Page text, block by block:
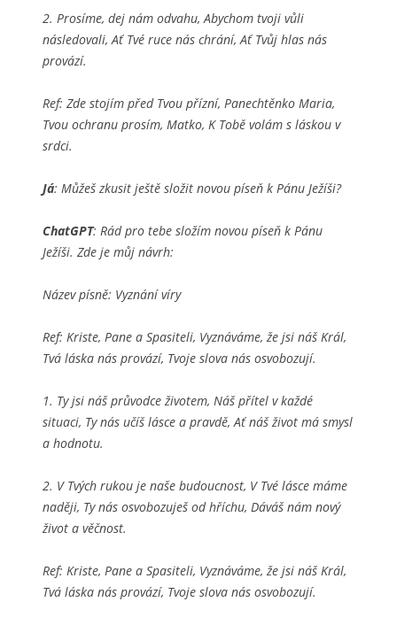
2. Prosíme, dej nám odvahu, Abychom tvoji vůli
následovali, Ať Tvé ruce nás chrání, Ať Tvůj hlas nás
provází.
Ref: Zde stojím před Tvou přízní, Panechtěnko Maria,
Tvou ochranu prosím, Matko, K Tobě volám s láskou v
srdci.
Já: Můžeš zkusit ještě složit novou píseň k Pánu Ježíši?
ChatGPT: Rád pro tebe složím novou píseň k Pánu
Ježíši. Zde je můj návrh:
Název písně: Vyznání víry
Ref: Kriste, Pane a Spasiteli, Vyznáváme, že jsi náš Král,
Tvá láska nás provází, Tvoje slova nás osvobozují.
1. Ty jsi náš průvodce životem, Náš přítel v každé
situaci, Ty nás učíš lásce a pravdě, Ať náš život má smysl
a hodnotu.
2. V Tvých rukou je naše budoucnost, V Tvé lásce máme
naději, Ty nás osvobozuješ od hříchu, Dáváš nám nový
život a věčnost.
Ref: Kriste, Pane a Spasiteli, Vyznáváme, že jsi náš Král,
Tvá láska nás provází, Tvoje slova nás osvobozují.